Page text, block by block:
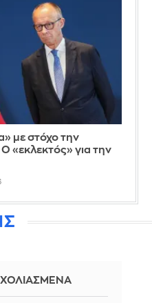
με στόχο την
«εκλεκτός» για την